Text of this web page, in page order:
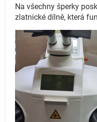
Na všechny šperky
zlatnické dílně, která